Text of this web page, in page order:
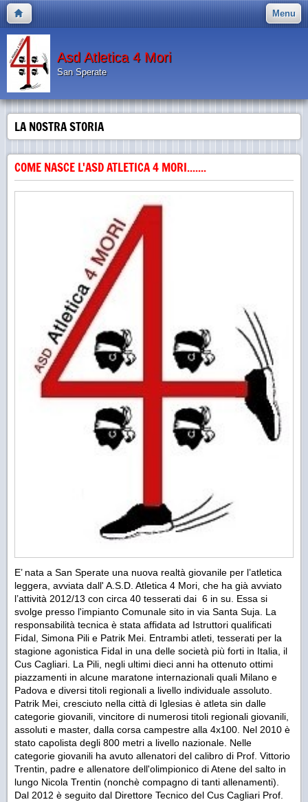
Menu
Asd Atletica 4 Mori
San Sperate
LA NOSTRA STORIA
COME NASCE L'ASD ATLETICA 4 MORI.......
E’ nata a San Sperate una nuova realtà giovanile per l’atletica
leggera, avviata dall' A.S.D. Atletica 4 Mori, che ha già avviato
l’attività 2012/13 con circa 40 tesserati dai 6 in su. Essa si
svolge presso l'impianto Comunale sito in via Santa Suja. La
responsabilità tecnica è stata affidata ad Istruttori qualificati
Fidal, Simona Pili e Patrik Mei. Entrambi atleti, tesserati per la
stagione agonistica Fidal in una delle società più forti in Italia, il
Cus Cagliari. La Pili, negli ultimi dieci anni ha ottenuto ottimi
piazzamenti in alcune maratone internazionali quali Milano e
Padova e diversi titoli regionali a livello individuale assoluto.
Patrik Mei, cresciuto nella città di Iglesias è atleta sin dalle
categorie giovanili, vincitore di numerosi titoli regionali giovanili,
assoluti e master, dalla corsa campestre alla 4x100. Nel 2010 è
stato capolista degli 800 metri a livello nazionale. Nelle
categorie giovanili ha avuto allenatori del calibro di Prof. Vittorio
Trentin, padre e allenatore dell'olimpionico di Atene del salto in
lungo Nicola Trentin (nonchè compagno di tanti allenamenti).
Dal 2012 è seguito dal Direttore Tecnico del Cus Cagliari Prof.